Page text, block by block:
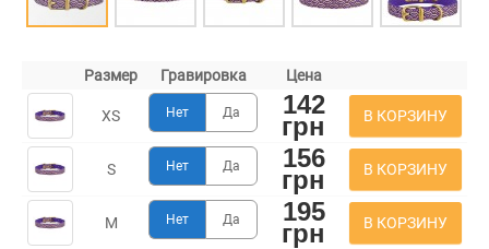
Размер Гравировка Цена
XS Нет Да 142
грн В КОРЗИНУ
S Нет Да 156
грн В КОРЗИНУ
M Нет Да 195
грн В КОРЗИНУ